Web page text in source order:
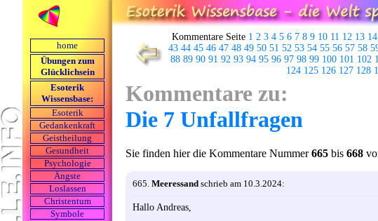
home
Übungen zum
Glücklichsein
Esoterik
Wissensbase:
Esoterik
Gedankenkraft
Geistheilung
Gesundheit
Psychologie
Ängste
Loslassen
Christentum
Symbole
Kommentare Seite 1 2 3 4 5 6 7 8 9 10 11 12 13 14
43 44 45 46 47 48 49 50 51 52 53 54 55 56 57 58
88 89 90 91 92 93 94 95 96 97 98 99 100 101 102
124 125 126 127 128
Kommentare zu:
Die 7 Unfallfragen
Sie finden hier die Kommentare Nummer665 bis 668
665. Meeressand schrieb am 10.3.2024:
Hallo Andreas,